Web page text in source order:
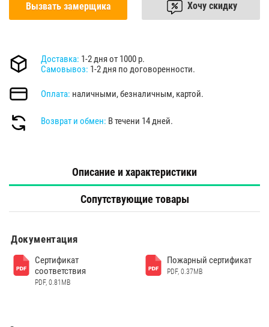
Вызвать замерщика Хочу скидку
Доставка: 1-2 дня от 1000 р.
Самовывоз: 1-2 дня по договоренности.
Оплата: наличными, безналичным, картой.
Возврат и обмен: В течени 14 дней.
Описание и характеристики
Сопутствующие товары
Документация
Сертификат
соответствия
PDF, 0.81MB
Пожарный сертификат
PDF, 0.37MB